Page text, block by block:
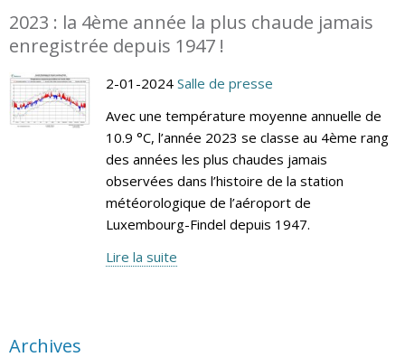
2023 : la 4ème année la plus chaude jamais
enregistrée depuis 1947 !
2-01-2024 Salle de presse
Avec une température moyenne annuelle de
10.9 °C, l’année 2023 se classe au 4ème rang
des années les plus chaudes jamais
observées dans l’histoire de la station
météorologique de l’aéroport de
Luxembourg-Findel depuis 1947.
Lire la suite
Archives